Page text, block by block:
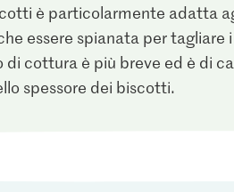
è particolarmente adatta
essere spianata per tagliare
cottura è più breve ed è di
spessore dei biscotti.